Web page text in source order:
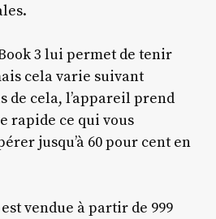
3 lui permet de tenir
cela varie suivant
de cela, l’appareil prend
rapide ce qui vous
jusqu’à 60 pour cent en
vendue à partir de 999